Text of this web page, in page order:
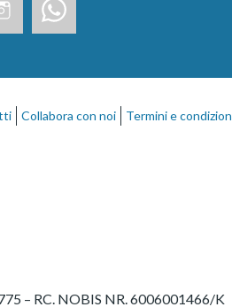
– RC. NOBIS NR. 6006001466/K
Collabora con noi Termini e